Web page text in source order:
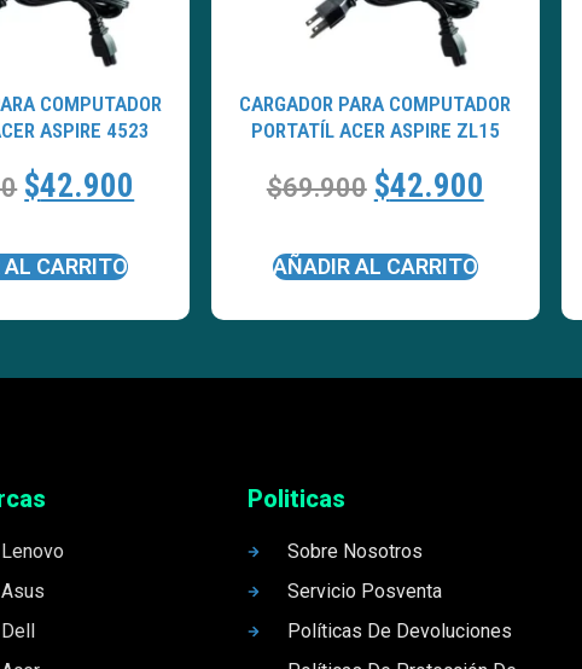
COMPUTADOR
ASPIRE 4523
$42.900
CARRITO
CARGADOR PARA COMPUTADOR
PORTATÍL ACER ASPIRE ZL15
$69.900 $42.900
AÑADIR AL CARRITO
Lenovo
Asus
Dell
Politicas
Sobre Nosotros
Servicio Posventa
Políticas De Devoluciones